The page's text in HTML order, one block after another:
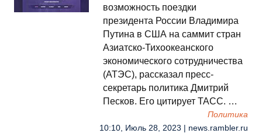
возможность поездки
президента России Владимира
Путина в США на саммит стран
Азиатско-Тихоокеанского
экономического сотрудничества
(АТЭС), рассказал пресс-
секретарь политика Дмитрий
Песков. Его цитирует ТАСС. …
Политика
10:10, Июль 28, 2023 | news.rambler.ru